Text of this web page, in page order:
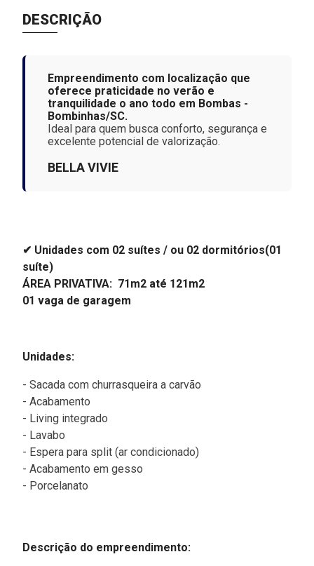
DESCRIÇÃO
Empreendimento com localização que
oferece praticidade no verão e
tranquilidade o ano todo em Bombas -
Bombinhas/SC.
Ideal para quem busca conforto, segurança e
excelente potencial de valorização.
BELLA VIVIE
✔ Unidades com 02 suítes / ou 02 dormitórios(01
suíte)
ÁREA PRIVATIVA: 71m2 até 121m2
01 vaga de garagem
Unidades:
- Sacada com churrasqueira a carvão
- Acabamento
- Living integrado
- Lavabo
- Espera para split (ar condicionado)
- Acabamento em gesso
- Porcelanato
Descrição do empreendimento: